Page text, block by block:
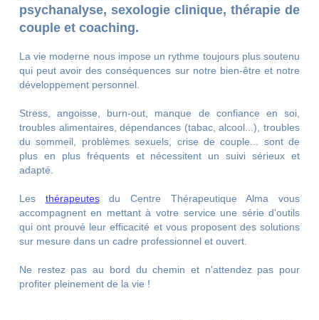
psychanalyse, sexologie clinique, thérapie de
couple et coaching.
La vie moderne nous impose un rythme toujours plus soutenu
qui peut avoir des conséquences sur notre bien-être et notre
développement personnel.
Stress, angoisse, burn-out, manque de confiance en soi,
troubles alimentaires, dépendances (tabac, alcool...), troubles
du sommeil, problèmes sexuels, crise de couple... sont de
plus en plus fréquents et nécessitent un suivi sérieux et
adapté.
Les thérapeutesdu Centre Thérapeutique Alma vous
accompagnent en mettant à votre service une série d'outils
qui ont prouvé leur efficacité et vous proposent des solutions
sur mesure dans un cadre professionnel et ouvert.
Ne restez pas au bord du chemin et n'attendez pas pour
profiter pleinement de la vie !